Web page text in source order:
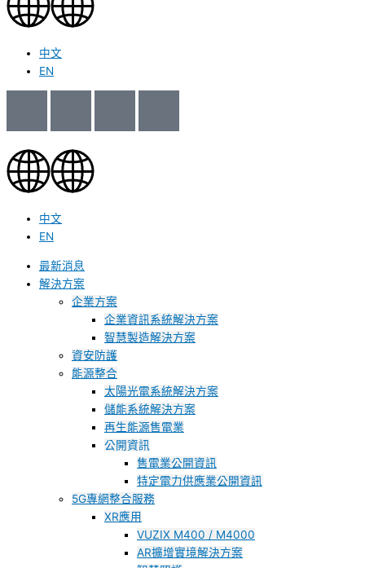
中文
EN
中文
EN
最新消息
解決方案
企業方案
企業資訊系統解決方案
智慧製造解決方案
資安防護
能源整合
太陽光電系統解決方案
儲能系統解決方案
再生能源售電業
公開資訊
售電業公開資訊
特定電力供應業公開資訊
5G專網整合服務
XR應用
VUZIX M400 / M4000
AR擴增實境解決方案